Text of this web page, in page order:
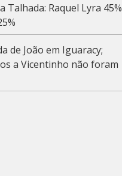
Talhada: Raquel Lyra 45%
de João em Iguaracy;
a Vicentinho não foram